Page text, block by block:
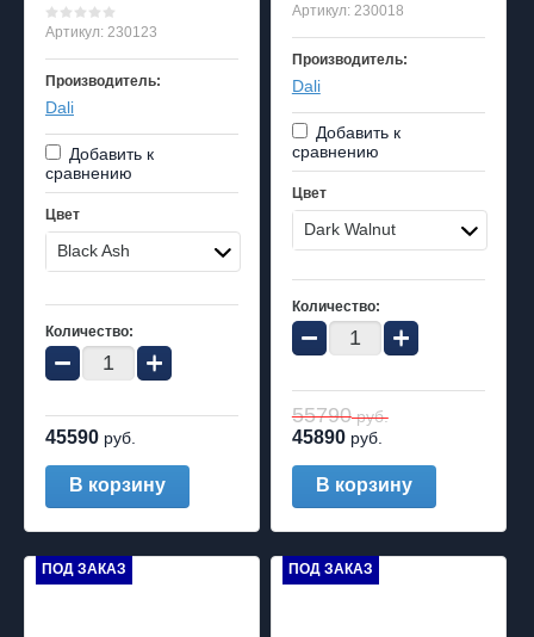
Артикул: 230123
Производитель:
Dali
Добавить к
сравнению
Цвет
Black Ash
Количество:
− +
45590 руб.
В корзину
Артикул:230018
Производитель:
Dali
Добавить к
сравнению
Цвет
Dark Walnut
Количество:
− +
55790руб.
45890 руб.
В корзину
ПОД ЗАКАЗ ПОД ЗАКАЗ